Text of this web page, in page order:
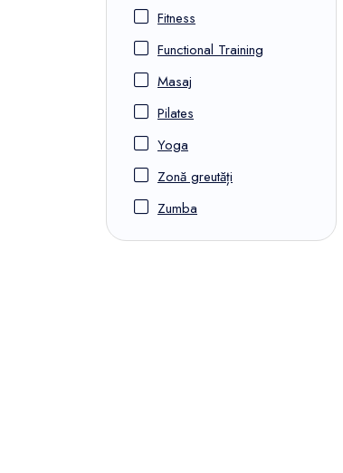
Fitness
Functional Training
Masaj
Pilates
Yoga
Zonă greutăți
Zumba